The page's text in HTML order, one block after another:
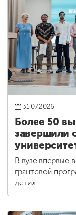
31.07.2026
Более 50
завершили
В вузе впервые
грантовой
дети»